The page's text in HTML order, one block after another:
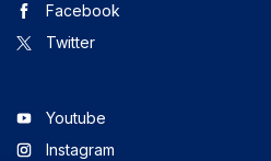
Facebook
Twitter
Youtube
Instagram